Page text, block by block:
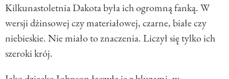
Kilkunastoletnia Dakota była ich ogromną fanką. W
wersji dżinsowej czy materiałowej, czarne, białe czy
niebieskie. Nie miało to znaczenia. Liczył się tylko ich
szeroki krój.